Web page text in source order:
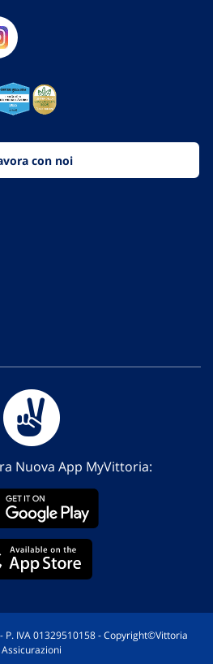
con noi
Nuova App MyVittoria:
P. IVA 01329510158 - Copyright©Vittoria
Assicurazioni